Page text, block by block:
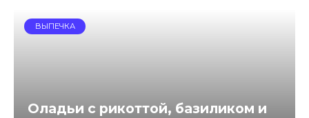
ВЫПЕЧКА
Оладьи с рикоттой, базиликом и